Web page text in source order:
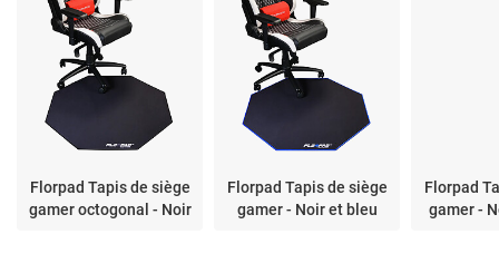
Florpad Tapis de siège
gamer octogonal - Noir
Florpad Tapis de siège
gamer - Noir et bleu
Florpad
gamer -